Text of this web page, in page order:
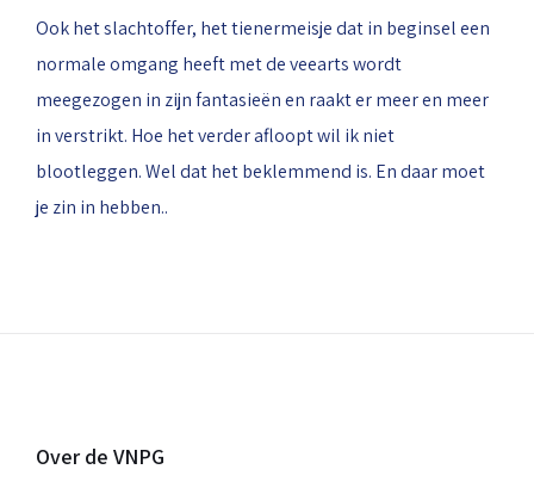
Ook het slachtoffer, het tienermeisje dat in beginsel een
normale omgang heeft met de veearts wordt
meegezogen in zijn fantasieën en raakt er meer en meer
in verstrikt. Hoe het verder afloopt wil ik niet
blootleggen. Wel dat het beklemmend is. En daar moet
je zin in hebben..
Over de VNPG